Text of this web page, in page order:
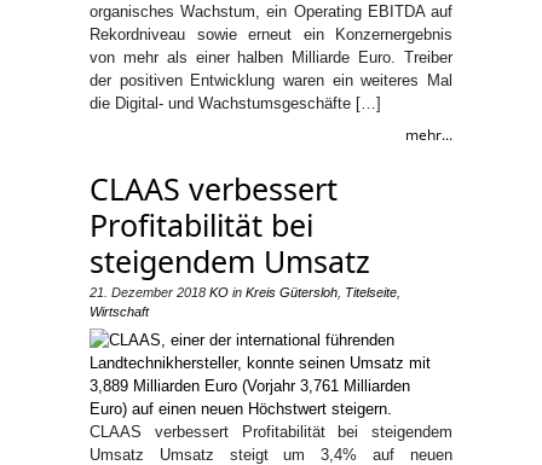
organisches Wachstum, ein Operating EBITDA auf
Rekordniveau sowie erneut ein Konzernergebnis
von mehr als einer halben Milliarde Euro. Treiber
der positiven Entwicklung waren ein weiteres Mal
die Digital- und Wachstumsgeschäfte […]
mehr...
CLAAS verbessert
Profitabilität bei
steigendem Umsatz
21. Dezember 2018 KO in Kreis Gütersloh Titelseite
Wirtschaft
CLAAS verbessert Profitabilität bei steigendem
Umsatz Umsatz steigt um 3,4% auf neuen